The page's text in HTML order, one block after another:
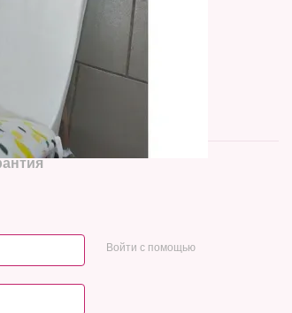
Войти с помощью